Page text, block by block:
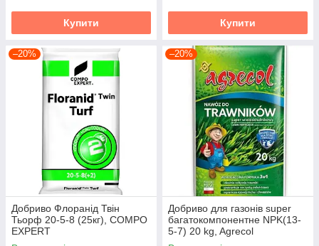
Купити Купити
–20%
Добриво Флоранід Твін
Тьорф 20-5-8 (25кг), COMPO
EXPERT
–20%
Добриво для газонів super
багатокомпонентне NPK(13-
5-7) 20 kg, Agrecol